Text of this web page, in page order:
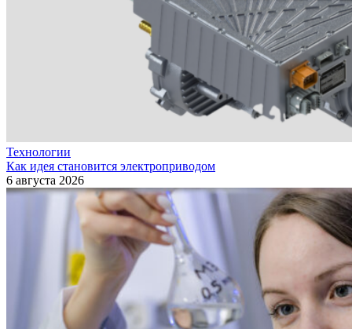
Технологии
Как идея становится электроприводом
6 августа 2026